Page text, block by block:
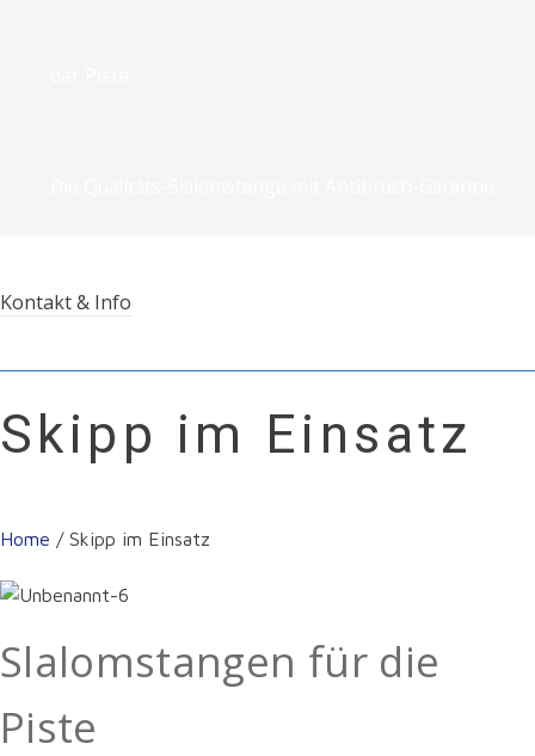
Kontakt & Info
Skipp im Einsatz
Home / Skipp im Einsatz
Slalomstangen für die
Piste